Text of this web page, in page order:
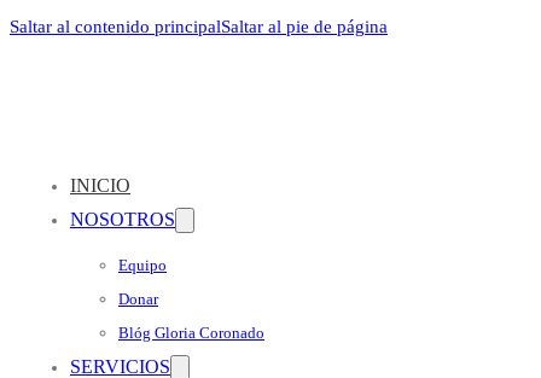
Saltar al contenido principalSaltar al pie de página
INICIO
NOSOTROS
Equipo
Donar
Blóg Gloria Coronado
SERVICIOS